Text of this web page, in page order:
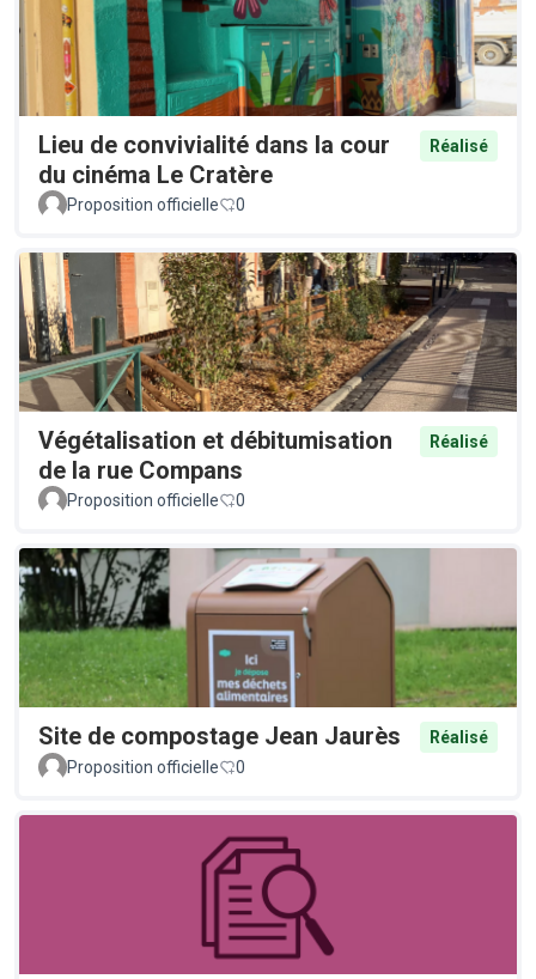
Lieu de convivialité dans la cour
du cinéma Le Cratère
Réalisé
Proposition officielle 0
Végétalisation et débitumisation
de la rue Compans
Réalisé
Proposition officielle 0
Site de compostage Jean Jaurès
Réalisé
Proposition officielle
0